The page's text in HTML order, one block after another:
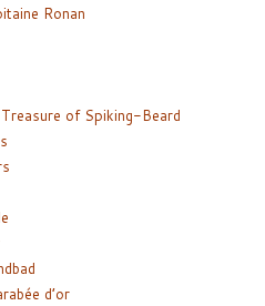
Ronan
Treasure of Spiking-Beard
d’or